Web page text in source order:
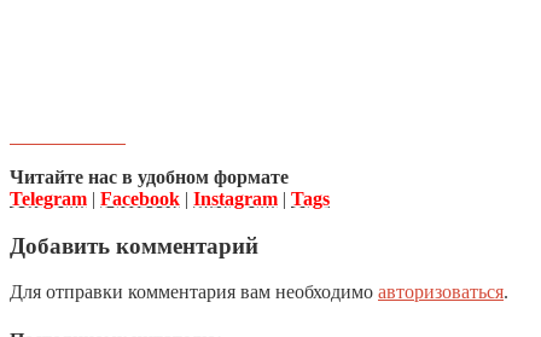
Читайте нас в удобном формате
Telegram | Facebook | Instagram | Tags
Добавить комментарий
Для отправки комментария вам необходимо авторизоваться.